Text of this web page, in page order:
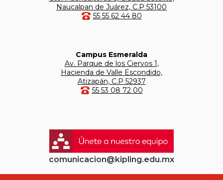
Naucalpan de Juárez, C.P 53100
55 55 62 44 80
Campus Esmeralda
Av. Parque de los Ciervos 1,
Hacienda de Valle Escondido,
Atizapán, C.P 52937
55 53 08 72 00
comunicacion@kipling.edu.mx